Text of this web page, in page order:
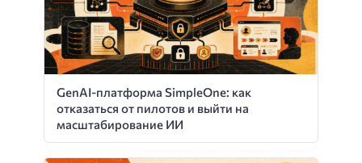
GenAI-платформа SimpleOne: как
отказаться от пилотов и выйти на
масштабирование ИИ